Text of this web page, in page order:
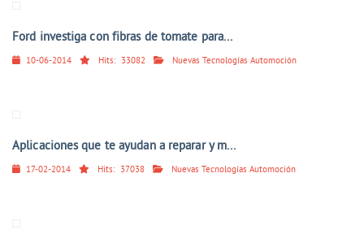
Ford investiga con fibras de tomate para...
10-06-2014 Hits: 33082 Nuevas Tecnologías Automoción
Aplicaciones que te ayudan a reparar y m...
17-02-2014 Hits: 37038 Nuevas Tecnologías Automoción